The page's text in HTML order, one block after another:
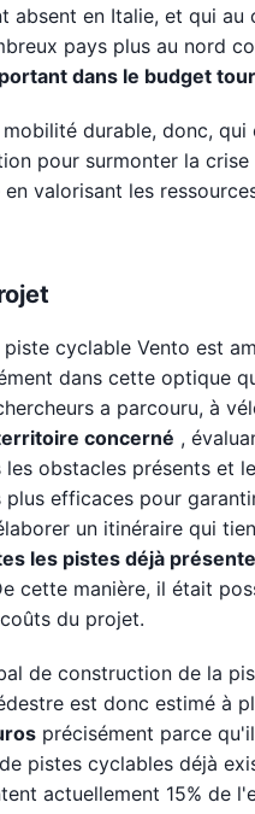
absent en Italie, et qui au
pays plus au nord
dans le budget
durable, donc, qui
pour surmonter la crise
valorisant les
cyclable Vento est
dans cette optique
a parcouru, à
concerné ,
les obstacles présents et
plus efficaces pour
un itinéraire qui
les pistes déjà
cette manière, il était
du projet.
de construction de la
est donc estimé à
précisément parce
pistes cyclables déjà
actuellement 15% de